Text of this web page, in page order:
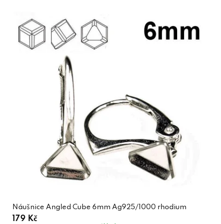
Náušnice Angled Cube 6mm Ag925/1000 rhodium
179 Kč